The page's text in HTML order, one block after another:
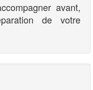
avant,
de votre